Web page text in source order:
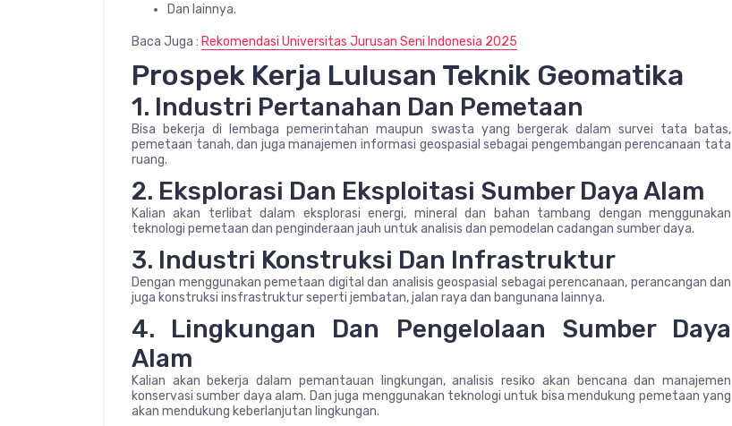
Dan lainnya.
Baca Juga : Rekomendasi Universitas Jurusan Seni Indonesia 2025
Prospek Kerja Lulusan Teknik Geomatika
1. Industri Pertanahan Dan Pemetaan
Bisa bekerja di lembaga pemerintahan maupun swasta yang bergerak dalam survei tata batas,
pemetaan tanah, dan juga manajemen informasi geospasial sebagai pengembangan perencanaan tata
ruang.
2. Eksplorasi Dan Eksploitasi Sumber Daya Alam
Kalian akan terlibat dalam eksplorasi energi, mineral dan bahan tambang dengan menggunakan
teknologi pemetaan dan penginderaan jauh untuk analisis dan pemodelan cadangan sumber daya.
3. Industri Konstruksi Dan Infrastruktur
Dengan menggunakan pemetaan digital dan analisis geospasial sebagai perencanaan, perancangan dan
juga konstruksi insfrastruktur seperti jembatan, jalan raya dan bangunana lainnya.
4. Lingkungan Dan Pengelolaan Sumber Daya
Alam
Kalian akan bekerja dalam pemantauan lingkungan, analisis resiko akan bencana dan manajemen
konservasi sumber daya alam. Dan juga menggunakan teknologi untuk bisa mendukung pemetaan yang
akan mendukung keberlanjutan lingkungan.